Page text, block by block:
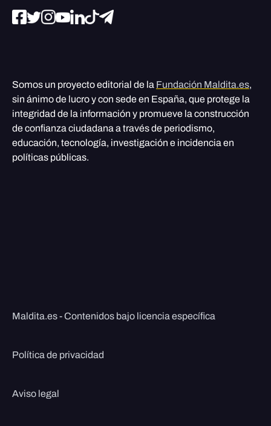
Somos un proyecto editorial de la Fundación Maldita.es,
sin ánimo de lucro y con sede en España, que protege la
integridad de la información y promueve la construcción
de confianza ciudadana a través de periodismo,
educación, tecnología, investigación e incidencia en
políticas públicas.
Maldita.es - Contenidos bajo licencia específica
Política de privacidad
Aviso legal